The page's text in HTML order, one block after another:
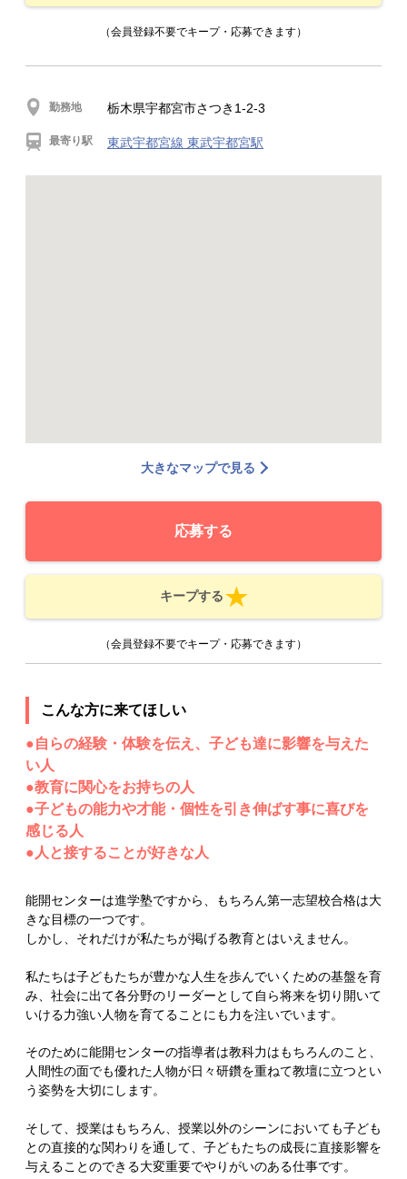
（会員登録不要でキープ・応募できます）
勤務地 栃木県宇都宮市さつき1-2-3
最寄り駅 東武宇都宮線 東武宇都宮駅
大きなマップで見る
応募する
キープする
（会員登録不要でキープ・応募できます）
こんな方に来てほしい
●自らの経験・体験を伝え、子ども達に影響を与えた
い人
●教育に関心をお持ちの人
●子どもの能力や才能・個性を引き伸ばす事に喜びを
感じる人
●人と接することが好きな人
能開センターは進学塾ですから、もちろん第一志望校合格は大
きな目標の一つです。
しかし、それだけが私たちが掲げる教育とはいえません。
私たちは子どもたちが豊かな人生を歩んでいくための基盤を育
み、社会に出て各分野のリーダーとして自ら将来を切り開いて
いける力強い人物を育てることにも力を注いでいます。
そのために能開センターの指導者は教科力はもちろんのこと、
人間性の面でも優れた人物が日々研鑽を重ねて教壇に立つとい
う姿勢を大切にします。
そして、授業はもちろん、授業以外のシーンにおいても子ども
との直接的な関わりを通して、子どもたちの成長に直接影響を
与えることのできる大変重要でやりがいのある仕事です。